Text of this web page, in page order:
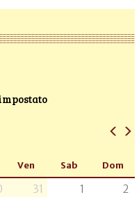
Ven Sab Dom
31 1
2